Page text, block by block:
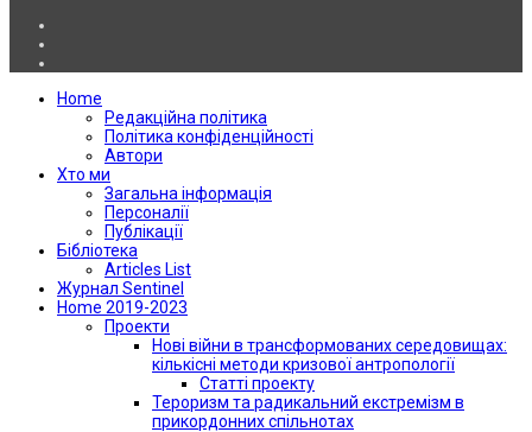
Home
Редакційна політика
Політика конфіденційності
Автори
Хто ми
Загальна інформація
Персоналії
Публікації
Бібліотека
Articles List
Журнал Sentinel
Home 2019-2023
Проекти
Нові війни в трансформованих середовищах:
кількісні методи кризової антропології
Статті проекту
Тероризм та радикальний екстремізм в
прикордонних спільнотах